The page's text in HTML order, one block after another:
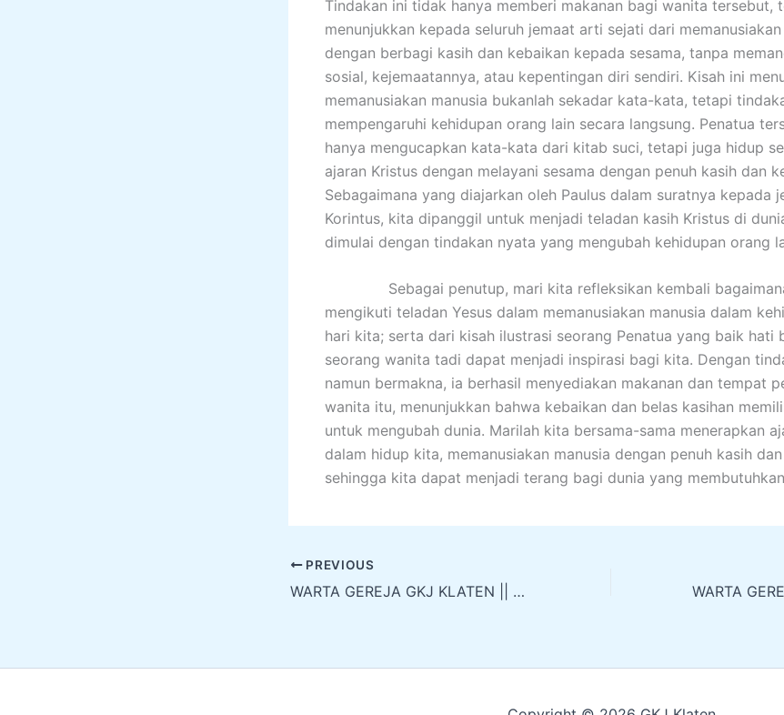
Tindakan ini tidak hanya memberi makanan bagi wanita tersebut,
menunjukkan kepada seluruh jemaat arti sejati dari
dengan berbagi kasih dan kebaikan kepada sesama, tanpa
sosial, kejemaatannya, atau kepentingan diri sendiri. Kisah ini
memanusiakan manusia bukanlah sekadar kata-kata, tetapi
mempengaruhi kehidupan orang lain secara langsung. Penatua
hanya mengucapkan kata-kata dari kitab suci, tetapi juga hidup
ajaran Kristus dengan melayani sesama dengan penuh kasih dan
Sebagaimana yang diajarkan oleh Paulus dalam suratnya kepada
Korintus, kita dipanggil untuk menjadi teladan kasih Kristus di
dimulai dengan tindakan nyata yang mengubah kehidupan orang
Sebagai penutup, mari kita refleksikan kembali
mengikuti teladan Yesus dalam memanusiakan manusia dalam
hari kita; serta dari kisah ilustrasi seorang Penatua yang baik hati
seorang wanita tadi dapat menjadi inspirasi bagi kita. Dengan
namun bermakna, ia berhasil menyediakan makanan dan tempat
wanita itu, menunjukkan bahwa kebaikan dan belas kasihan
untuk mengubah dunia. Marilah kita bersama-sama menerapkan
dalam hidup kita, memanusiakan manusia dengan penuh kasih
sehingga kita dapat menjadi terang bagi dunia yang
PREVIOUS
WARTA GEREJA GKJ KLATEN || MINGGU, 26 MEI 2024